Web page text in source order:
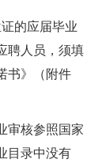
的应届毕业
聘人员，须填
书》（附件
审核参照国家
目录中没有